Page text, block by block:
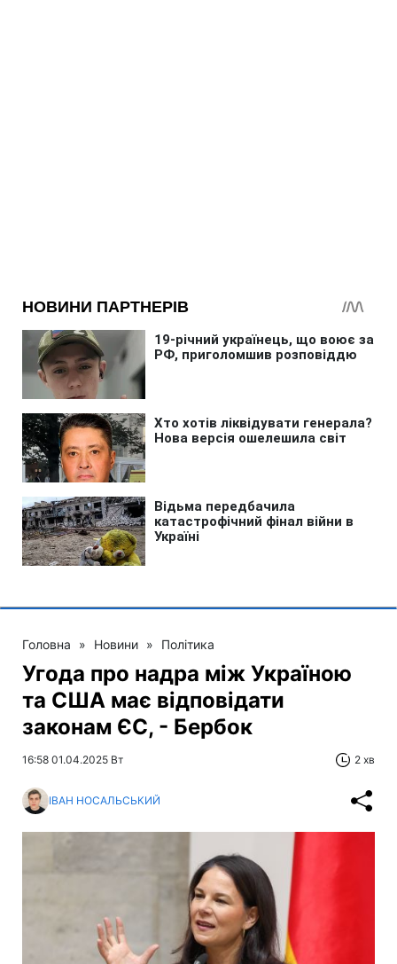
Головна » Новини » Політика
Угода про надра між Україною
та США має відповідати
законам ЄС, - Бербок
16:58 01.04.2025 Вт 2 хв
ІВАН НОСАЛЬСЬКИЙ